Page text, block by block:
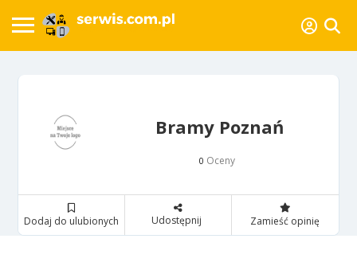
Bramy Poznań
0 Oceny
Dodaj do ulubionych Udostępnij Zamieść opinię